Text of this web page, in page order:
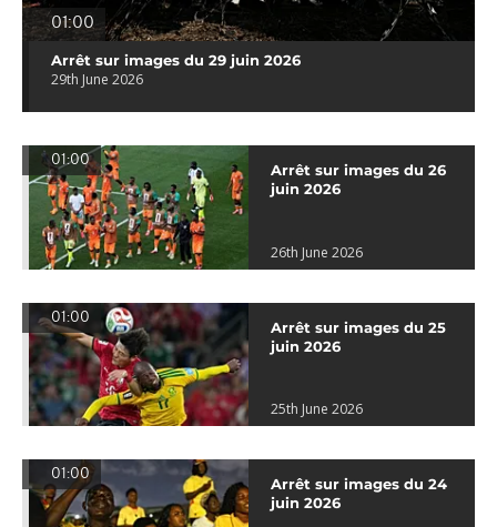
01:00
Arrêt sur images du 29 juin 2026
29th June 2026
01:00
Arrêt sur images du 26
juin 2026
26th June 2026
01:00
Arrêt sur images du 25
juin 2026
25th June 2026
01:00
Arrêt sur images du 24
juin 2026